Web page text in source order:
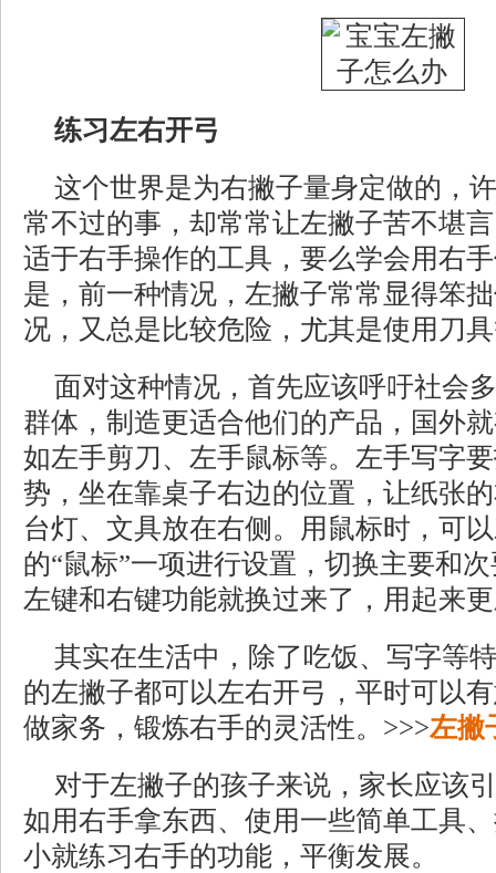
练习左右开弓
这个世界是为右撇子量身定做的，
常不过的事，却常常让左撇子苦不堪
适于右手操作的工具，要么学会用右
是，前一种情况，左撇子常常显得笨
况，又总是比较危险，尤其是使用刀
面对这种情况，首先应该呼吁社会
群体，制造更适合他们的产品，国外
如左手剪刀、左手鼠标等。左手写字
势，坐在靠桌子右边的位置，让纸张
台灯、文具放在右侧。用鼠标时，可
的“鼠标”一项进行设置，切换主要和
左键和右键功能就换过来了，用起来
其实在生活中，除了吃饭、写字等
的左撇子都可以左右开弓，平时可以
做家务，锻炼右手的灵活性。>>>左撇
对于左撇子的孩子来说，家长应该
如用右手拿东西、使用一些简单工具
小就练习右手的功能，平衡发展。